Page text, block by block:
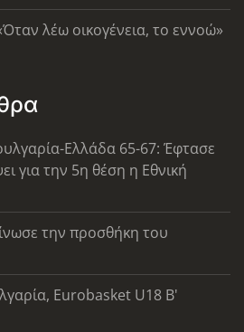
λέω οικογένεια, το εννοώ»
Ελλάδα 65-67: Έφτασε
για την 5η θέση η Εθνική
την προσθήκη του
Eurobasket U18 Β'